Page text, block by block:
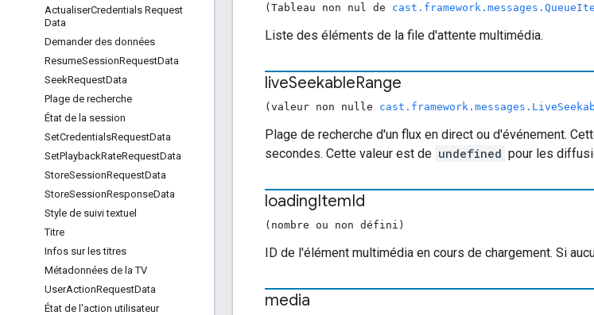
ActualiserCredentials Request
Data
Demander des données
ResumeSessionRequestData
SeekRequestData
Plage de recherche
État de la session
SetCredentialsRequestData
SetPlaybackRateRequestData
StoreSessionRequestData
StoreSessionResponseData
Style de suivi textuel
Titre
Infos sur les titres
Métadonnées de la TV
UserActionRequestData
État de l'action utilisateur
(Tableau non nul de
Liste des éléments de la file d'attente multimédia.
liveSeekableRange
(valeur non nulle
Plage de recherche d'un flux en direct ou d'événement.
secondes. Cette valeur est de undefined pour les
loadingItemId
(nombre ou non défini)
ID de l'élément multimédia en cours de chargement. Si
media